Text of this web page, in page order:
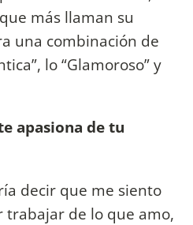
más llaman su
una combinación de
lo “Glamoroso” y
apasiona de tu
decir que me siento
trabajar de lo que amo,